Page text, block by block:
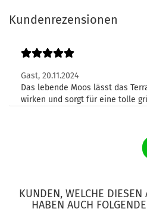
Kundenrezensionen
Gast, 20.11.2024
Das lebende Moos lässt das
wirken und sorgt für eine tolle
KUNDEN, WELCHE DIESEN
HABEN AUCH